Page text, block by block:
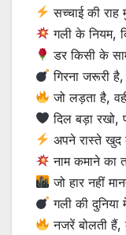
सच्चाई की
गली के नियम,
डर किसी के
गिरना जरूरी
जो लड़ता है,
दिल बड़ा रखो,
अपने रास्ते खुद
नाम कमाने का
जो हार नहीं
गली की दुनिया
नजरें बोलती हैं,